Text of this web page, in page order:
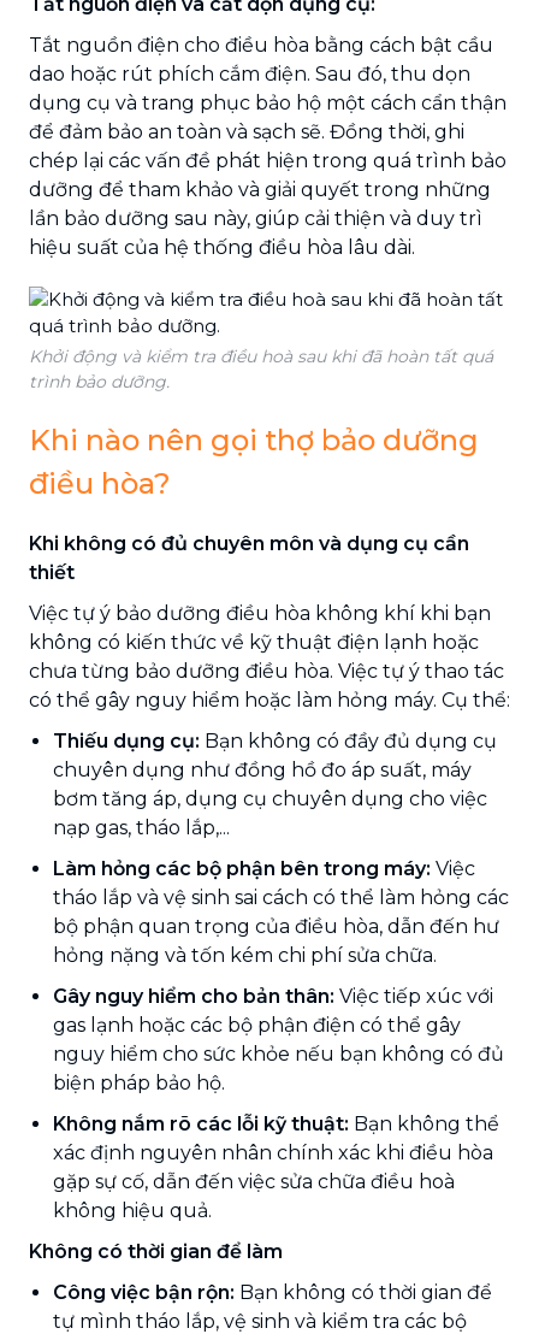
Tắt nguồn điện cho điều hòa bằng cách bật cầu
dao hoặc rút phích cắm điện. Sau đó, thu dọn
dụng cụ và trang phục bảo hộ một cách cẩn thận
để đảm bảo an toàn và sạch sẽ. Đồng thời, ghi
chép lại các vấn đề phát hiện trong quá trình bảo
dưỡng để tham khảo và giải quyết trong những
lần bảo dưỡng sau này, giúp cải thiện và duy trì
hiệu suất của hệ thống điều hòa lâu dài.
Khởi động và kiểm tra điều hoà sau khi đã hoàn tất quá
trình bảo dưỡng.
Khi nào nên gọi thợ bảo dưỡng
điều hòa?
Khi không có đủ chuyên môn và dụng cụ cần
thiết
Việc tự ý bảo dưỡng điều hòa không khí khi bạn
không có kiến thức về kỹ thuật điện lạnh hoặc
chưa từng bảo dưỡng điều hòa. Việc tự ý thao tác
có thể gây nguy hiểm hoặc làm hỏng máy. Cụ thể:
Thiếu dụng cụ: Bạn không có đầy đủ dụng cụ
chuyên dụng như đồng hồ đo áp suất, máy
bơm tăng áp, dụng cụ chuyên dụng cho việc
nạp gas, tháo lắp,...
Làm hỏng các bộ phận bên trong máy: Việc
tháo lắp và vệ sinh sai cách có thể làm hỏng các
bộ phận quan trọng của điều hòa, dẫn đến hư
hỏng nặng và tốn kém chi phí sửa chữa.
Gây nguy hiểm cho bản thân: Việc tiếp xúc với
gas lạnh hoặc các bộ phận điện có thể gây
nguy hiểm cho sức khỏe nếu bạn không có đủ
biện pháp bảo hộ.
Không nắm rõ các lỗi kỹ thuật: Bạn không thể
xác định nguyên nhân chính xác khi điều hòa
gặp sự cố, dẫn đến việc sửa chữa điều hoà
không hiệu quả.
Không có thời gian để làm
Công việc bận rộn: Bạn không có thời gian để
tự mình tháo lắp, vệ sinh và kiểm tra các bộ